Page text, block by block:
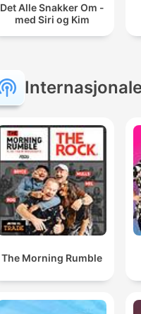
Det Alle Snakker Om -
med Siri og Kim
The Morning Rumble